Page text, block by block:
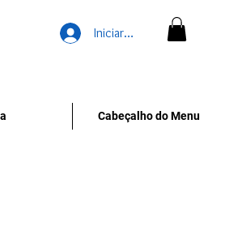
Iniciar sesión
Cabeçalho do Menu